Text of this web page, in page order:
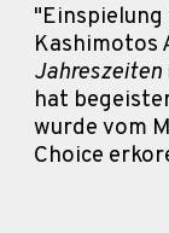
Kashimotos
Jahreszeiten
hat
wurde vom
Choice